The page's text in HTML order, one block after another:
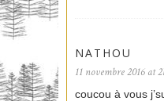
NATHOU
11 novembre 2016 at
coucou à vous